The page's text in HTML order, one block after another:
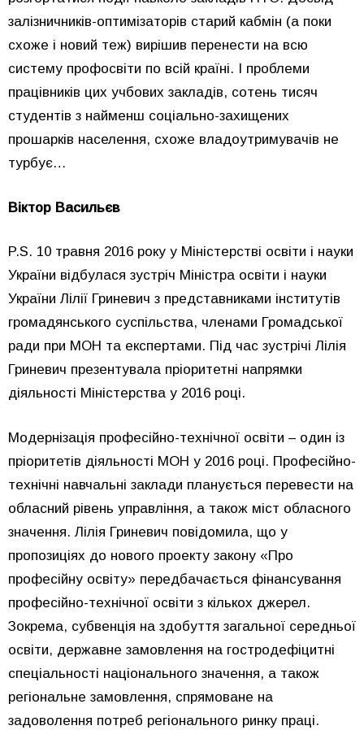
залізничників-оптимізаторів старий кабмін (а поки
схоже і новий теж) вирішив перенести на всю
систему профосвіти по всій країні. І проблеми
працівників цих учбових закладів, сотень тисяч
студентів з найменш соціально-захищених
прошарків населення, схоже владоутримувачів не
турбує…
Віктор Васильєв
P.S. 10 травня 2016 року у Міністерстві освіти і науки
України відбулася зустріч Міністра освіти і науки
України Лілії Гриневич з представниками інститутів
громадянського суспільства, членами Громадської
ради при МОН та експертами. Під час зустрічі Лілія
Гриневич презентувала пріоритетні напрямки
діяльності Міністерства у 2016 році.
Модернізація професійно-технічної освіти – один із
пріоритетів діяльності МОН у 2016 році. Професійно-
технічні навчальні заклади планується перевести на
обласний рівень управління, а також міст обласного
значення. Лілія Гриневич повідомила, що у
пропозиціях до нового проекту закону «Про
професійну освіту» передбачається фінансування
професійно-технічної освіти з кількох джерел.
Зокрема, субвенція на здобуття загальної середньої
освіти, державне замовлення на гостродефіцитні
спеціальності національного значення, а також
регіональне замовлення, спрямоване на
задоволення потреб регіонального ринку праці.